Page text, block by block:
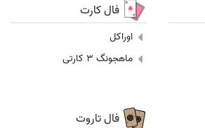
فال کارت
اوراکل
ماهجونگ 3 کارتی
فال تاروت